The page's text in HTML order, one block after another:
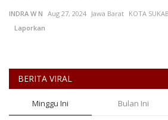
Keamanan
Cybers Event
UMKM & Ekonomi Kreatif
INDRA W N Aug 27, 2024 Jawa Barat KOTA
Laporkan
BERITA VIRAL
Minggu Ini Bulan Ini